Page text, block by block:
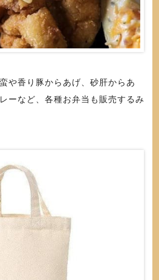
や香り豚からあげ、砂肝からあ
ーなど、各種お弁当も販売するみ